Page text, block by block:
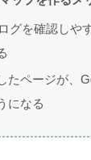
グを確認しや
たページが、
になる